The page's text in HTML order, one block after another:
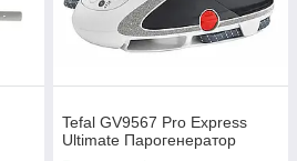
Tefal GV9567 Pro Express
Ultimate Парогенератор